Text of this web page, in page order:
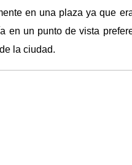
en una plaza ya que
en un punto de vista
la ciudad.